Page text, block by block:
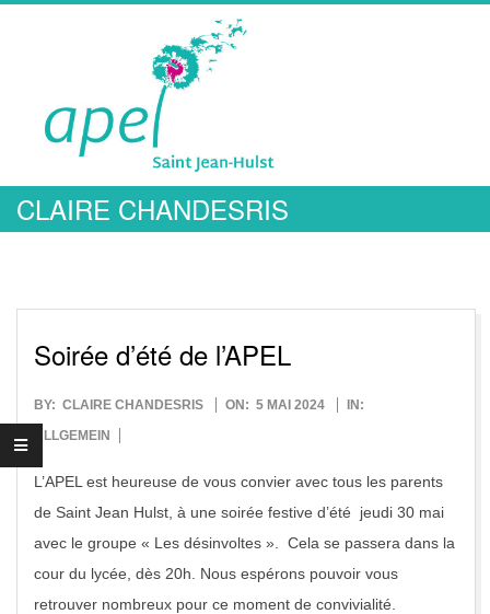
A
P
E
L
S
J
H
Primary
Navigation
CLAIRE CHANDESRIS
Soirée d’été de l’APEL
2024-
05-
05
BY: CLAIRE CHANDESRIS ON: 5 MAI 2024
IN:
ALLGEMEIN
L’APEL est heureuse de vous convier avec tous les parents
de Saint Jean Hulst, à une soirée festive d’été jeudi 30 mai
avec le groupe « Les désinvoltes ». Cela se passera dans la
cour du lycée, dès 20h. Nous espérons pouvoir vous
retrouver nombreux pour ce moment de convivialité.